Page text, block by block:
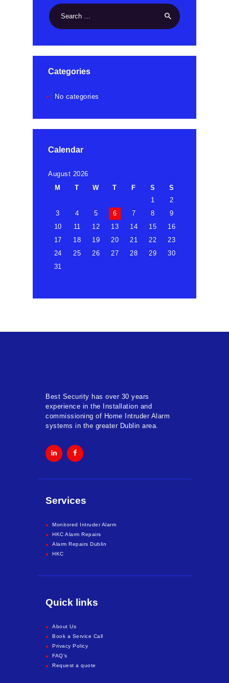
Search
for:
Categories
No categories
Calendar
August 2026
M
T W T F S
S
1
2
3
4 5 6 7 8
9
10
11 12 13 14 15
16
17
18 19 20 21 22
23
24
25 26 27 28 29
30
31
Best Security has over 30 years
experience in the Installation and
commissioning of Home Intruder Alarm
systems in the greater Dublin area.
Services
Monitored Intruder Alarm
HKC Alarm Repairs
Alarm Repairs Dublin
HKC
Quick links
About Us
Book a Service Call
Privacy Policy
FAQ’s
Request a quote